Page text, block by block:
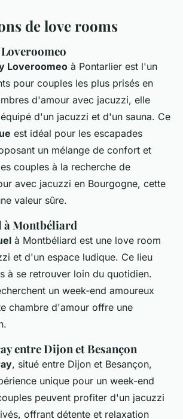
de love rooms
Loveroomeo à Pontarlier est l'un
pour couples les plus prisés en
d'amour avec jacuzzi, elle
d'un jacuzzi et d'un sauna. Ce
est idéal pour les escapades
un mélange de confort et
couples à la recherche de
avec jacuzzi en Bourgogne, cette
valeur sûre.
à Montbéliard
à Montbéliard est une love room
et d'un espace ludique. Ce lieu
à se retrouver loin du quotidien.
un week-end amoureux
chambre d'amour offre une
entre Dijon et Besançon
, situé entre Dijon et Besançon,
unique pour un week-end
peuvent profiter d'un jacuzzi
offrant détente et relaxation